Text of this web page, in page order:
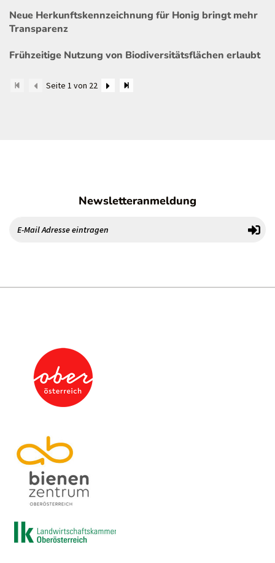
Neue Herkunftskennzeichnung für Honig bringt mehr
Transparenz
Frühzeitige Nutzung von Biodiversitätsflächen erlaubt
Seite 1 von 22
Newsletteranmeldung